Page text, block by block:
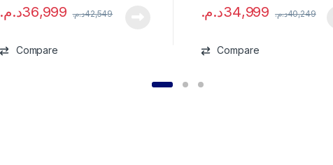
36,999د.م. 42,549د.م.
Compare
34,999د.م. 40,249د.م.
Compare